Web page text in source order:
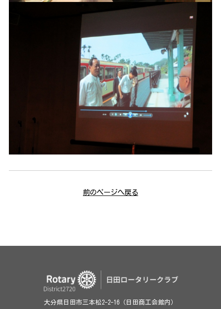
前のページへ戻る
大分県日田市三本松2-2-16（日田商工会館内）